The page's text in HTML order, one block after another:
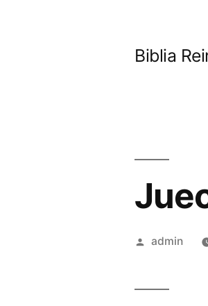
Biblia
Posted
admin